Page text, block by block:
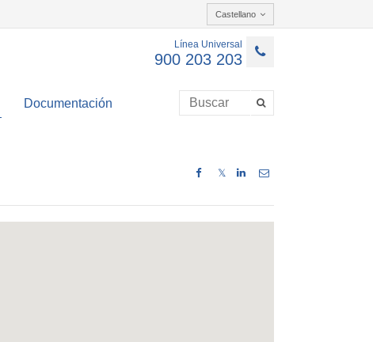
Castellano
Línea Universal
900 203 203
Documentación
𝕏